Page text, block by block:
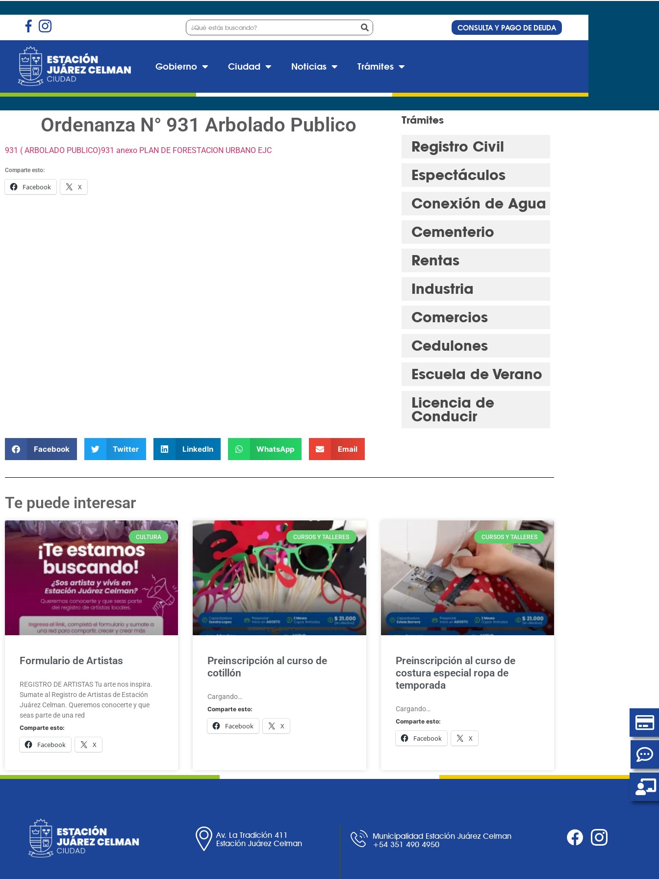
CONSULTA Y PAGO DE DEUDA
Gobierno Ciudad Noticias Trámites
Ordenanza N° 931 Arbolado Publico
931 ( ARBOLADO PUBLICO)931 anexo PLAN DE FORESTACION URBANO EJC
Comparte esto:
Facebook X
Trámites
Registro Civil
Espectáculos
Conexión de Agua
Cementerio
Rentas
Industria
Comercios
Cedulones
Escuela de Verano
Licencia de
Conducir
Facebook Twitter LinkedIn WhatsApp Email
Te puede interesar
CULTURA
Formulario de Artistas
REGISTRO DE ARTISTAS Tu arte nos inspira.
Sumate al Registro de Artistas de Estación
Juárez Celman. Queremos conocerte y que
seas parte de una red
Comparte esto:
Facebook X
CURSOS Y TALLERES
Preinscripción al curso de
cotillón
Cargando…
Comparte esto:
Facebook X
CURSOS Y TALLERES
Preinscripción al curso de
costura especial ropa de
temporada
Cargando…
Comparte esto:
Facebook X
Av. La Tradición 411
Estación Juárez Celman
Municipalidad Estación Juárez Celman
+54 351 490 4950